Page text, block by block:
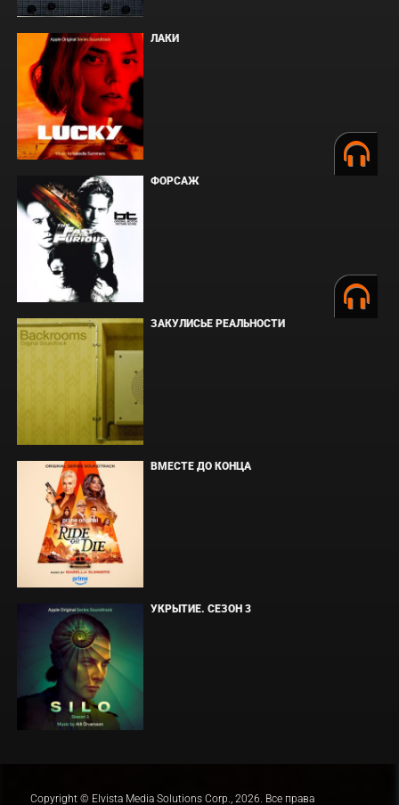
ЛАКИ
ФОРСАЖ
ЗАКУЛИСЬЕ РЕАЛЬНОСТИ
ВМЕСТЕ ДО КОНЦА
УКРЫТИЕ. СЕЗОН 3
Copyright © Elvista Media Solutions Corp., 2026. Все права